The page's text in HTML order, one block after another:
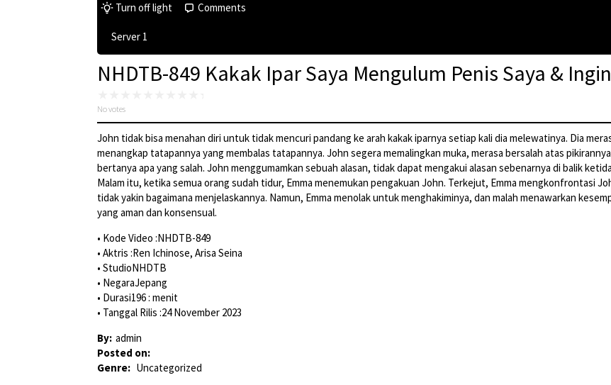
Turn off light Comments
Server 1
NHDTB-849 Kakak Ipar Saya Mengulum Penis Saya &
No votes
John tidak bisa menahan diri untuk tidak mencuri pandang ke arah kakak iparnya setiap kali dia melewatinya. Dia
menangkap tatapannya yang membalas tatapannya. John segera memalingkan muka, merasa bersalah atas
bertanya apa yang salah. John menggumamkan sebuah alasan, tidak dapat mengakui alasan sebenarnya di balik
Malam itu, ketika semua orang sudah tidur, Emma menemukan pengakuan John. Terkejut, Emma mengkonfrontasi
tidak yakin bagaimana menjelaskannya. Namun, Emma menolak untuk menghakiminya, dan malah menawarkan
yang aman dan konsensual.
• Kode Video :NHDTB-849
• Aktris :Ren Ichinose, Arisa Seina
• StudioNHDTB
• NegaraJepang
• Durasi196 : menit
• Tanggal Rilis :24 November 2023
By: admin
Posted on:
Genre: Uncategorized